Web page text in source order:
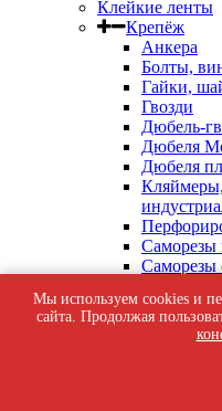
Клейкие ленты
Крепёж
Анкера
Болты,
Гайки,
Гвозди
Дюбель-
Дюбеля
Дюбеля
Саморезы
Саморезы
Саморезы
Такелаж
Тросы,
Шурупы
Шурупы с
Мы используем cookies и
сайта. Продолжая